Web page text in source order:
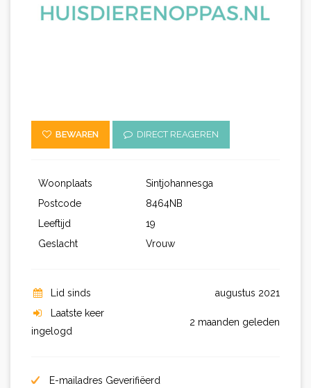
BEWAREN DIRECT REAGEREN
Woonplaats
Sintjohannesga
Postcode
8464NB
Leeftijd
19
Geslacht
Vrouw
Lid sinds
augustus 2021
Laatste keer
ingelogd
2 maanden geleden
E-mailadres Geverifiëerd